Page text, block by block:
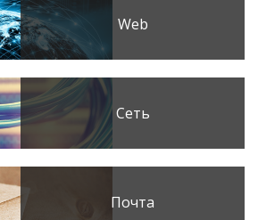
Web
Сеть
Почта